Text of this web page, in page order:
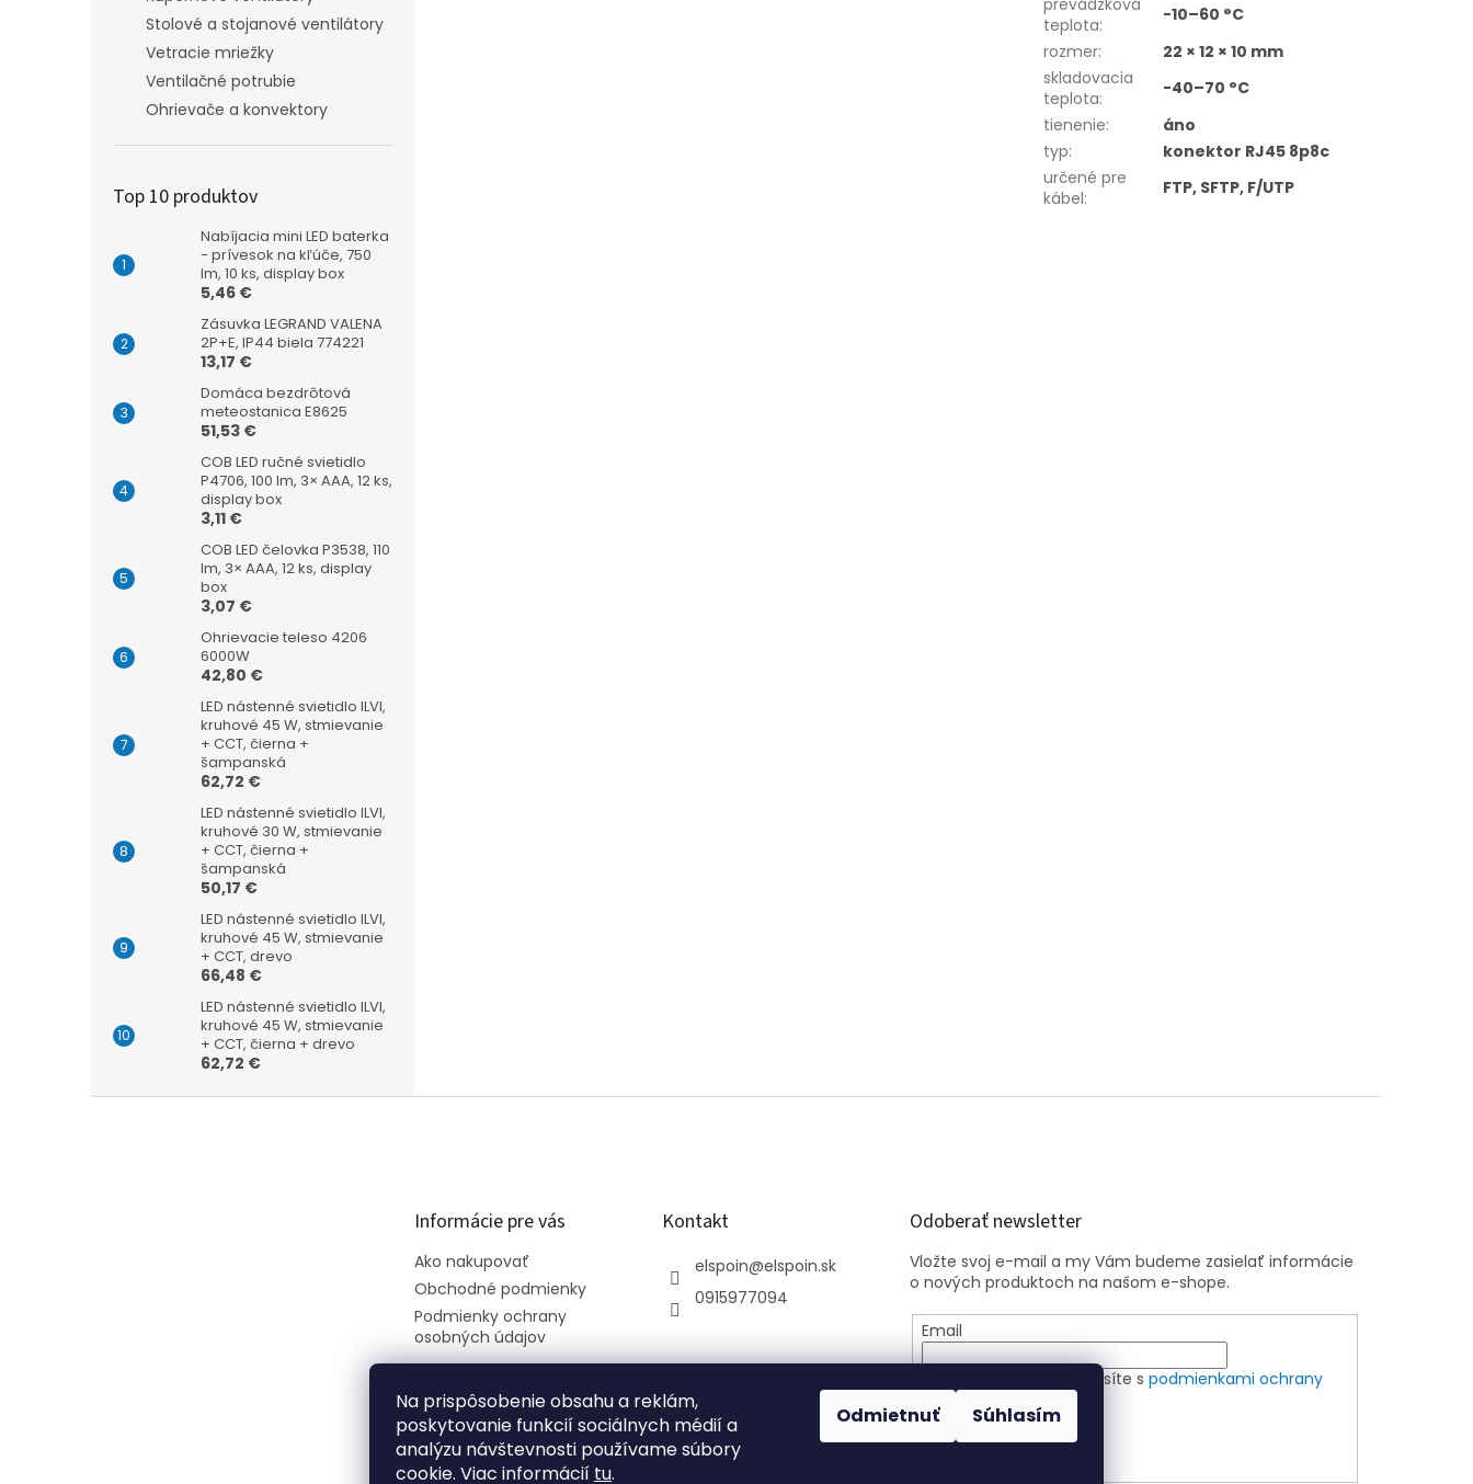
Na prispôsobenie obsahu a reklám,
poskytovanie funkcií sociálnych médií a
analýzu návštevnosti používame súbory
cookie. Viac informácií tu.
Odmietnuť Súhlasím
Stolové a stojanové ventilátory
Vetracie mriežky
Ventilačné potrubie
Ohrievače a konvektory
Top 10 produktov
Nabíjacia mini LED baterka
- prívesok na kľúče, 750
lm, 10 ks, display box
5,46 €
Zásuvka LEGRAND VALENA
2P+E, IP44 biela 774221
13,17 €
Domáca bezdrôtová
meteostanica E8625
51,53 €
COB LED ručné svietidlo
P4706, 100 lm, 3× AAA, 12 ks,
display box
3,11 €
COB LED čelovka P3538, 110
lm, 3× AAA, 12 ks, display
box
3,07 €
Ohrievacie teleso 4206
6000W
42,80 €
LED nástenné svietidlo ILVI,
kruhové 45 W, stmievanie
+ CCT, čierna +
šampanská
62,72 €
LED nástenné svietidlo ILVI,
kruhové 30 W, stmievanie
+ CCT, čierna +
šampanská
50,17 €
LED nástenné svietidlo ILVI,
kruhové 45 W, stmievanie
+ CCT, drevo
66,48 €
LED nástenné svietidlo ILVI,
kruhové 45 W, stmievanie
+ CCT, čierna + drevo
62,72 €
teplota:
-10–60 °C
rozmer:
22 × 12 × 10 mm
skladovacia
teplota:
-40–70 °C
tienenie:
áno
typ:
konektor RJ45 8p8c
určené pre
kábel: FTP, SFTP, F/UTP
Informácie pre vás
Ako nakupovať
Obchodné podmienky
Podmienky ochrany
osobných údajov
Kontakt
elspoin@elspoin.sk
0915977094
Odoberať newsletter
Vložte svoj e-mail a my Vám budeme zasielať informácie
o nových produktoch na našom e-shope.
Email
Vložením e-mailu súhlasíte spodmienkami ochrany
osobných údajov